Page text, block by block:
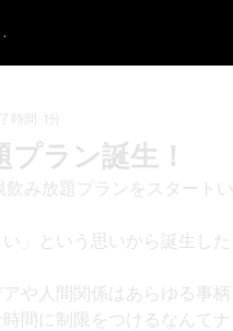
ラン誕生！
了時間: 1分
飲み放題プランをスタート
」という思いから誕生した
や人間関係はあらゆる事柄
間に制限をつけるなんてナ